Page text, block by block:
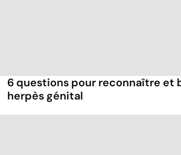
6 questions pour reconnaître et
herpès génital